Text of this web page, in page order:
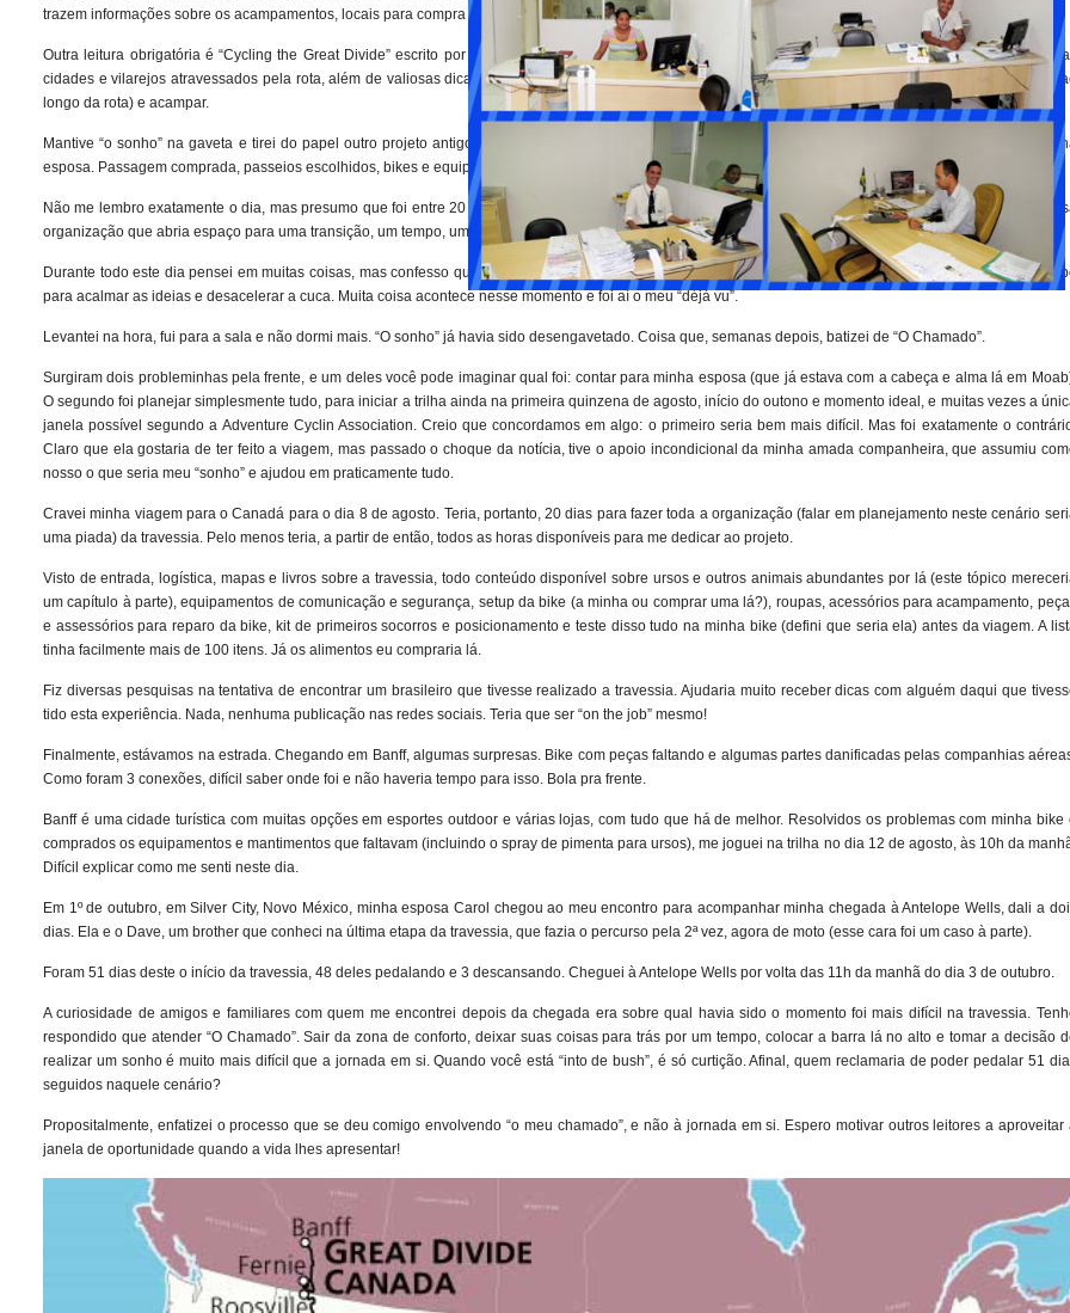
trazem informações sobre os acampamentos, locais para compra de mantimentos, dicas e recomendações.
Outra leitura obrigatória é “Cycling the Great Divide” escrito por Michael McCoy, um dos precursores do Great Divide. O livro traz um contexto histórico
cidades e vilarejos atravessados pela rota, além de valiosas dicas sobre os melhores lugares para comer, beber (isso mesmo, há muitas microcervejarias
longo da rota) e acampar.
Mantive “o sonho” na gaveta e tirei do papel outro projeto antigo (e convenhamos, bem mais pé no chão) que era conhecer o deserto de Moab com
esposa. Passagem comprada, passeios escolhidos, bikes e equipamentos reservados e logística organizada!
Não me lembro exatamente o dia, mas presumo que foi entre 20 e 25 de julho quando me reuni com meus sócios, e decidimos fazer uma mudança na
organização que abria espaço para uma transição, um tempo, um curto período sabático, uma oportunidade, uma chance para o meu “o sonho”.
Durante todo este dia pensei em muitas coisas, mas confesso que “o sonho” ainda estava na gaveta. Sou daqueles que, ao ir para cama, precisam de
para acalmar as ideias e desacelerar a cuca. Muita coisa acontece nesse momento e foi aí o meu “déjà vu”.
Levantei na hora, fui para a sala e não dormi mais. “O sonho” já havia sido desengavetado. Coisa que, semanas depois, batizei de “O Chamado”.
Surgiram dois probleminhas pela frente, e um deles você pode imaginar qual foi: contar para minha esposa (que já estava com a cabeça e alma lá em
O segundo foi planejar simplesmente tudo, para iniciar a trilha ainda na primeira quinzena de agosto, início do outono e momento ideal, e muitas vezes a
janela possível segundo a Adventure Cyclin Association. Creio que concordamos em algo: o primeiro seria bem mais difícil. Mas foi exatamente o
Claro que ela gostaria de ter feito a viagem, mas passado o choque da notícia, tive o apoio incondicional da minha amada companheira, que assumiu
nosso o que seria meu “sonho” e ajudou em praticamente tudo.
Cravei minha viagem para o Canadá para o dia 8 de agosto. Teria, portanto, 20 dias para fazer toda a organização (falar em planejamento neste cenário
uma piada) da travessia. Pelo menos teria, a partir de então, todos as horas disponíveis para me dedicar ao projeto.
Visto de entrada, logística, mapas e livros sobre a travessia, todo conteúdo disponível sobre ursos e outros animais abundantes por lá (este tópico
um capítulo à parte), equipamentos de comunicação e segurança, setup da bike (a minha ou comprar uma lá?), roupas, acessórios para acampamento,
e assessórios para reparo da bike, kit de primeiros socorros e posicionamento e teste disso tudo na minha bike (defini que seria ela) antes da viagem. A
tinha facilmente mais de 100 itens. Já os alimentos eu compraria lá.
Fiz diversas pesquisas na tentativa de encontrar um brasileiro que tivesse realizado a travessia. Ajudaria muito receber dicas com alguém daqui que
tido esta experiência. Nada, nenhuma publicação nas redes sociais. Teria que ser “on the job” mesmo!
Finalmente, estávamos na estrada. Chegando em Banff, algumas surpresas. Bike com peças faltando e algumas partes danificadas pelas companhias
Como foram 3 conexões, difícil saber onde foi e não haveria tempo para isso. Bola pra frente.
Banff é uma cidade turística com muitas opções em esportes outdoor e várias lojas, com tudo que há de melhor. Resolvidos os problemas com minha bike
comprados os equipamentos e mantimentos que faltavam (incluindo o spray de pimenta para ursos), me joguei na trilha no dia 12 de agosto, às 10h da
Difícil explicar como me senti neste dia.
Em 1º de outubro, em Silver City, Novo México, minha esposa Carol chegou ao meu encontro para acompanhar minha chegada à Antelope Wells, dali a
dias. Ela e o Dave, um brother que conheci na última etapa da travessia, que fazia o percurso pela 2ª vez, agora de moto (esse cara foi um caso à parte).
Foram 51 dias deste o início da travessia, 48 deles pedalando e 3 descansando. Cheguei à Antelope Wells por volta das 11h da manhã do dia 3 de outubro.
A curiosidade de amigos e familiares com quem me encontrei depois da chegada era sobre qual havia sido o momento foi mais difícil na travessia.
respondido que atender “O Chamado”. Sair da zona de conforto, deixar suas coisas para trás por um tempo, colocar a barra lá no alto e tomar a decisão
realizar um sonho é muito mais difícil que a jornada em si. Quando você está “into de bush”, é só curtição. Afinal, quem reclamaria de poder pedalar 51
seguidos naquele cenário?
Propositalmente, enfatizei o processo que se deu comigo envolvendo “o meu chamado”, e não à jornada em si. Espero motivar outros leitores a aproveitar
janela de oportunidade quando a vida lhes apresentar!